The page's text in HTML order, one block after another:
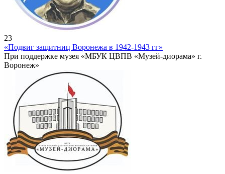
23
«Подвиг защитниц Воронежа в 1942-1943 гг»
При поддержке музея «МБУК ЦВПВ «Музей-диорама» г.
Воронеж»